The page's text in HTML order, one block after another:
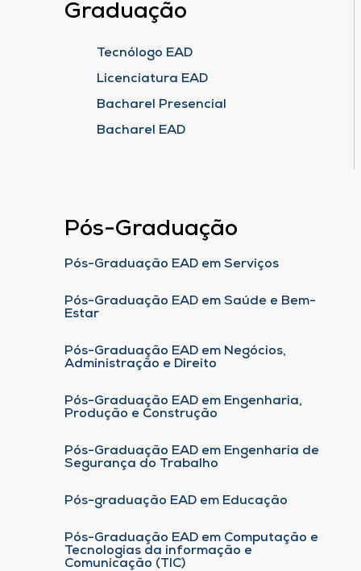
Graduação
Tecnólogo EAD
Licenciatura EAD
Bacharel Presencial
Bacharel EAD
Pós-Graduação
Pós-Graduação EAD em Serviços
Pós-Graduação EAD em Saúde e Bem-
Estar
Pós-Graduação EAD em Negócios,
Administração e Direito
Pós-Graduação EAD em Engenharia,
Produção e Construção
Pós-Graduação EAD em Engenharia de
Segurança do Trabalho
Pós-graduação EAD em Educação
Pós-Graduação EAD em Computação e
Tecnologias da informação e
Comunicação (TIC)